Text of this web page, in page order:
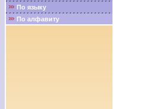
По языку
По алфавиту